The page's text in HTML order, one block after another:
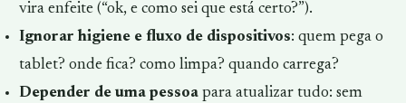
vira enfeite (“ok, e como sei que está certo?”).
Ignorar higiene e fluxo de dispositivos: quem pega o
tablet? onde fica? como limpa? quando carrega?
Depender de uma pessoapara atualizar tudo: sem